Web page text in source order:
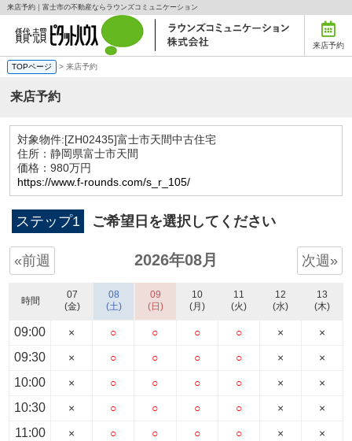
来店予約｜富士市の不動産ならラウンズコミュニケーション
来店予約
TOPページ > 来店予約
来店予約
対象物件:[ZH02435]富士市天間中古住宅
住所：静岡県富士市天間
価格：980万円
https://www.f-rounds.com/s_r_105/
ステップ1 ご希望日を選択してください
«前週 2026年08月 次週»
時間
09:00
09:30
10:00
10:30
11:00
07
(金)
×
×
×
×
×
08
(土)
○
○
○
○
○
09
(日)
○
○
○
○
○
10
(月)
○
○
○
○
○
11
(火)
○
○
○
○
○
12
(水)
×
×
×
×
×
13
(木)
×
×
×
×
×